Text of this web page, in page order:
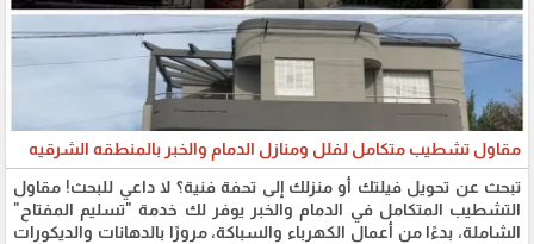
مقاول تشطيب متكامل لفلل ومنازل الدمام والخبر بالمنطقه الشرقيه
تبحث عن تحويل فيلتك أو منزلك إلى تحفة فنية؟ لا داعي للبحث! مقاول
التشطيب المتكامل في الدمام والخبر يوفر لك خدمة "تسليم المفتاح"
الشاملة، بدءًا من أعمال الكهرباء والسباكة، مرورًا بالدهانات والديكورات